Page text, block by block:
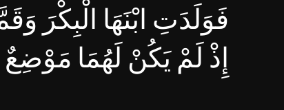
فَوَلَدَتِ ابْنَهَا الْبِكْرَ
إِذْ لَمْ يَكُنْ لَهُمَا مَوْضِعٌ